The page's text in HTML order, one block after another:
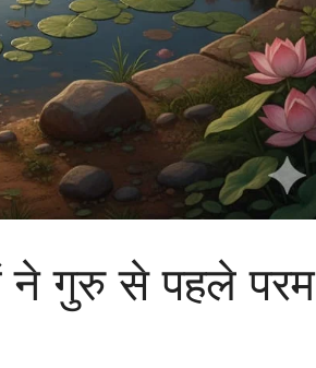
ने गुरु से पहले परम